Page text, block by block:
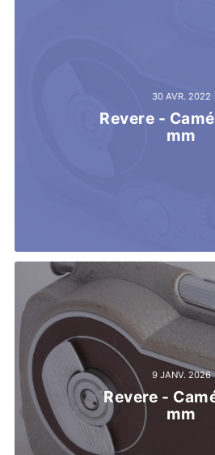
30 AVR. 2022
Revere -
mm
9 JANV. 2026
Revere -
mm